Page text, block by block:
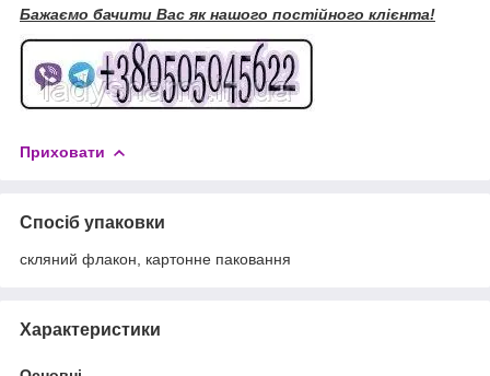
Бажаємо бачити Вас як нашого постійного клієнта!
Приховати
Спосіб упаковки
скляний флакон, картонне паковання
Характеристики